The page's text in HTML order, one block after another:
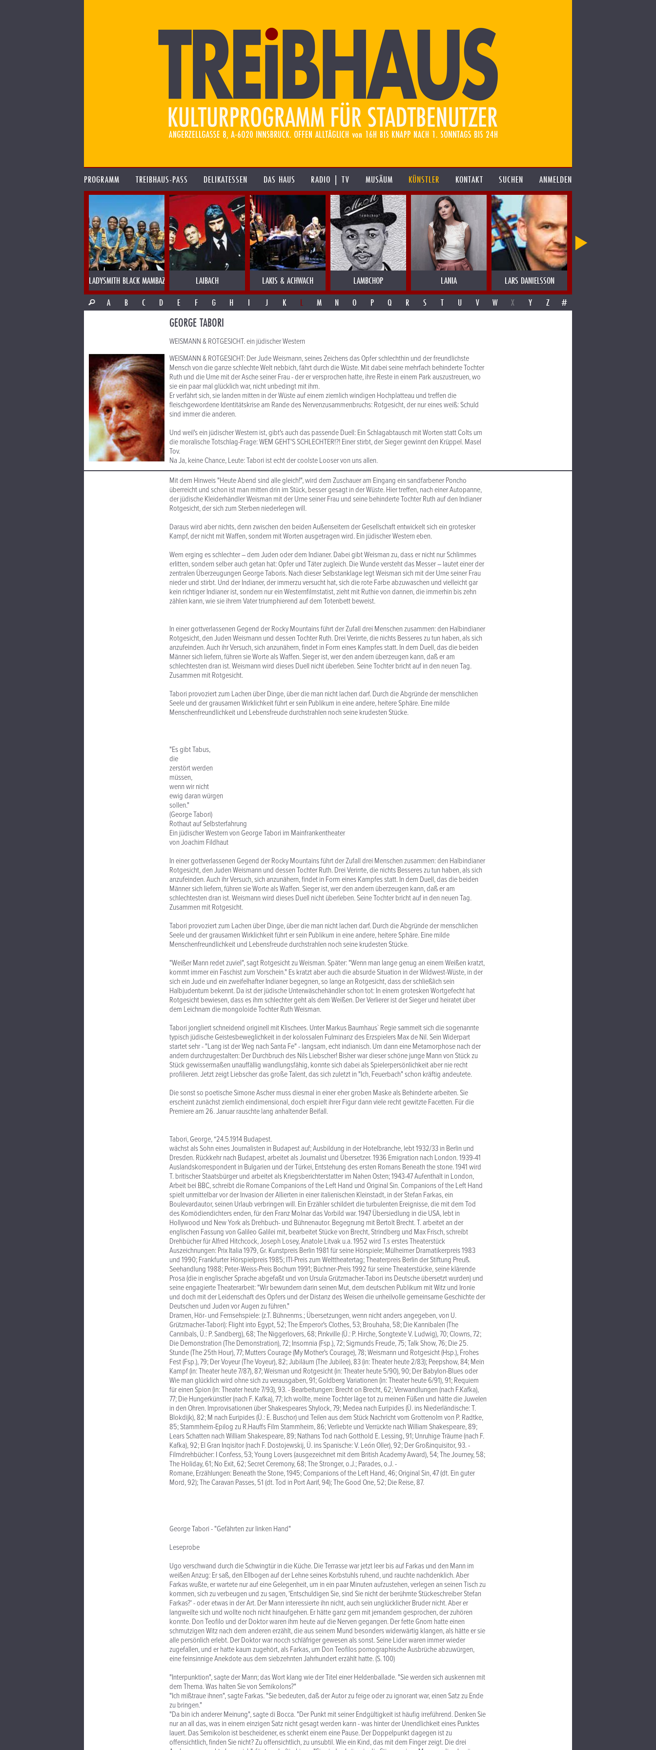
PROGRAMM TREIBHAUS-PASS DELIKATESSEN DAS HAUS RADIO | TV MUSÄUM KÜNSTLER KONTAKT SUCHEN ANMELDEN
LADYSMITH BLACK MAMBAZO LAIBACH LAKIS & ACHWACH LAMBCHOP LANIA LARS DANIELSSON
A
B C D E F G H I J K L M N O P Q R S T U V W X Y Z #
GEORGE TABORI
WEISMANN & ROTGESICHT. ein jüdischer Western
WEISMANN & ROTGESICHT: Der Jude Weismann, seines Zeichens das Opfer schlechthin und der freundlichste
Mensch von die ganze schlechte Welt nebbich, fährt durch die Wüste. Mit dabei seine mehrfach behinderte Tochter
Ruth und die Urne mit der Asche seiner Frau - der er versprochen hatte, ihre Reste in einem Park auszustreuen, wo
sie ein paar mal glücklich war, nicht unbedingt mit ihm.
Er verfährt sich, sie landen mitten in der Wüste auf einem ziemlich windigen Hochplatteau und treffen die
fleischgewordene Identitätskrise am Rande des Nervenzusammenbruchs: Rotgesicht, der nur eines weiß: Schuld
sind immer die anderen.
Und weil's ein jüdischer Western ist, gibt's auch das passende Duell: Ein Schlagabtausch mit Worten statt Colts um
die moralische Totschlag-Frage: WEM GEHT'S SCHLECHTER!?! Einer stirbt, der Sieger gewinnt den Krüppel. Masel
Tov.
Na Ja, keine Chance, Leute: Tabori ist echt der coolste Looser von uns allen.
Mit dem Hinweis "Heute Abend sind alle gleich!", wird dem Zuschauer am Eingang ein sandfarbener Poncho
überreicht und schon ist man mitten drin im Stück, besser gesagt in der Wüste. Hier treffen, nach einer Autopanne,
der jüdische Kleiderhändler Weisman mit der Urne seiner Frau und seine behinderte Tochter Ruth auf den Indianer
Rotgesicht, der sich zum Sterben niederlegen will.
Daraus wird aber nichts, denn zwischen den beiden Außenseitern der Gesellschaft entwickelt sich ein grotesker
Kampf, der nicht mit Waffen, sondern mit Worten ausgetragen wird. Ein jüdischer Western eben.
Wem erging es schlechter – dem Juden oder dem Indianer. Dabei gibt Weisman zu, dass er nicht nur Schlimmes
erlitten, sondern selber auch getan hat: Opfer und Täter zugleich. Die Wunde versteht das Messer – lautet einer der
zentralen Überzeugungen George Taboris. Nach dieser Selbstanklage legt Weisman sich mit der Urne seiner Frau
nieder und stirbt. Und der Indianer, der immerzu versucht hat, sich die rote Farbe abzuwaschen und vielleicht gar
kein richtiger Indianer ist, sondern nur ein Westernfilmstatist, zieht mit Ruthie von dannen, die immerhin bis zehn
zählen kann, wie sie ihrem Vater triumphierend auf dem Totenbett beweist.
In einer gottverlassenen Gegend der Rocky Mountains führt der Zufall drei Menschen zusammen: den Halbindianer
Rotgesicht, den Juden Weismann und dessen Tochter Ruth. Drei Verirrte, die nichts Besseres zu tun haben, als sich
anzufeinden. Auch ihr Versuch, sich anzunähern, findet in Form eines Kampfes statt. In dem Duell, das die beiden
Männer sich liefern, führen sie Worte als Waffen. Sieger ist, wer den andern überzeugen kann, daß er am
schlechtesten dran ist. Weismann wird dieses Duell nicht überleben. Seine Tochter bricht auf in den neuen Tag.
Zusammen mit Rotgesicht.
Tabori provoziert zum Lachen über Dinge, über die man nicht lachen darf. Durch die Abgründe der menschlichen
Seele und der grausamen Wirklichkeit führt er sein Publikum in eine andere, heitere Sphäre. Eine milde
Menschenfreundlichkeit und Lebensfreude durchstrahlen noch seine krudesten Stücke.
"Es gibt Tabus,
die
zerstört werden
müssen,
wenn wir nicht
ewig daran würgen
sollen."
(George Tabori)
Rothaut auf Selbsterfahrung
Ein jüdischer Western von George Tabori im Mainfrankentheater
von Joachim Fildhaut
In einer gottverlassenen Gegend der Rocky Mountains führt der Zufall drei Menschen zusammen: den Halbindianer
Rotgesicht, den Juden Weismann und dessen Tochter Ruth. Drei Verirrte, die nichts Besseres zu tun haben, als sich
anzufeinden. Auch ihr Versuch, sich anzunähern, findet in Form eines Kampfes statt. In dem Duell, das die beiden
Männer sich liefern, führen sie Worte als Waffen. Sieger ist, wer den andern überzeugen kann, daß er am
schlechtesten dran ist. Weismann wird dieses Duell nicht überleben. Seine Tochter bricht auf in den neuen Tag.
Zusammen mit Rotgesicht.
Tabori provoziert zum Lachen über Dinge, über die man nicht lachen darf. Durch die Abgründe der menschlichen
Seele und der grausamen Wirklichkeit führt er sein Publikum in eine andere, heitere Sphäre. Eine milde
Menschenfreundlichkeit und Lebensfreude durchstrahlen noch seine krudesten Stücke.
"Weißer Mann redet zuviel", sagt Rotgesicht zu Weisman. Später: "Wenn man lange genug an einem Weißen kratzt,
kommt immer ein Faschist zum Vorschein." Es kratzt aber auch die absurde Situation in der Wildwest-Wüste, in der
sich ein Jude und ein zweifelhafter Indianer begegnen, so lange an Rotgesicht, dass der schließlich sein
Halbjudentum bekennt. Da ist der jüdische Unterwäschehändler schon tot: In einem grotesken Wortgefecht hat
Rotgesicht bewiesen, dass es ihm schlechter geht als dem Weißen. Der Verlierer ist der Sieger und heiratet über
dem Leichnam die mongoloide Tochter Ruth Weisman.
Tabori jongliert schneidend originell mit Klischees. Unter Markus Baumhaus` Regie sammelt sich die sogenannte
typisch jüdische Geistesbeweglichkeit in der kolossalen Fulminanz des Erzspielers Max de Nil. Sein Widerpart
startet sehr - "Lang ist der Weg nach Santa Fe" - langsam, echt indianisch. Um dann eine Metamorphose nach der
andern durchzugestalten: Der Durchbruch des Nils Liebscher! Bisher war dieser schöne junge Mann von Stück zu
Stück gewissermaßen unauffällig wandlungsfähig, konnte sich dabei als Spielerpersönlichkeit aber nie recht
profilieren. Jetzt zeigt Liebscher das große Talent, das sich zuletzt in "Ich, Feuerbach" schon kräftig andeutete.
Die sonst so poetische Simone Ascher muss diesmal in einer eher groben Maske als Behinderte arbeiten. Sie
erscheint zunächst ziemlich eindimensional, doch erspielt ihrer Figur dann viele recht gewitzte Facetten. Für die
Premiere am 26. Januar rauschte lang anhaltender Beifall.
Tabori, George, *24.5.1914 Budapest.
wächst als Sohn eines Journalisten in Budapest auf; Ausbildung in der Hotelbranche, lebt 1932/33 in Berlin und
Dresden. Rückkehr nach Budapest, arbeitet als Journalist und Übersetzer. 1936 Emigration nach London. 1939-41
Auslandskorrespondent in Bulgarien und der Türkei, Entstehung des ersten Romans Beneath the stone. 1941 wird
T. britischer Staatsbürger und arbeitet als Kriegsberichterstatter im Nahen Osten; 1943-47 Aufenthalt in London,
Arbeit bei BBC, schreibt die Romane Companions of the Left Hand und Original Sin. Companions of the Left Hand
spielt unmittelbar vor der Invasion der Allierten in einer italienischen Kleinstadt, in der Stefan Farkas, ein
Boulevardautor, seinen Urlaub verbringen will. Ein Erzähler schildert die turbulenten Ereignisse, die mit dem Tod
des Komödiendichters enden, für den Franz Molnar das Vorbild war. 1947 Übersiedlung in die USA, lebt in
Hollywood und New York als Drehbuch- und Bühnenautor. Begegnung mit Bertolt Brecht. T. arbeitet an der
englischen Fassung von Galileo Galilei mit, bearbeitet Stücke von Brecht, Strindberg und Max Frisch, schreibt
Drehbücher für Alfred Hitchcock, Joseph Losey, Anatole Litvak u.a. 1952 wird T.s erstes Theaterstück
Auszeichnungen: Prix Italia 1979, Gr. Kunstpreis Berlin 1981 für seine Hörspiele; Mülheimer Dramatikerpreis 1983
und 1990; Frankfurter Hörspielpreis 1985; ITI-Preis zum Welttheatertag; Theaterpreis Berlin der Stiftung Preuß.
Seehandlung 1988; Peter-Weiss-Preis Bochum 1991; Büchner-Preis 1992 für seine Theaterstücke, seine klärende
Prosa (die in englischer Sprache abgefaßt und von Ursula Grützmacher-Tabori ins Deutsche übersetzt wurden) und
seine engagierte Theaterarbeit: "Wir bewundern darin seinen Mut, dem deutschen Publikum mit Witz und Ironie
und doch mit der Leidenschaft des Opfers und der Distanz des Weisen die unheilvolle gemeinsame Geschichte der
Deutschen und Juden vor Augen zu führen."
Dramen, Hör- und Fernsehspiele: (z.T. Bühnenms.; Übersetzungen, wenn nicht anders angegeben, von U.
Grützmacher-Tabori): Flight into Egypt, 52; The Emperor's Clothes, 53; Brouhaha, 58; Die Kannibalen (The
Cannibals, Ü.: P. Sandberg), 68; The Niggerlovers, 68; Pinkville (Ü.: P. Hirche, Songtexte V. Ludwig), 70; Clowns, 72;
Die Demonstration (The Demonstration), 72; Insomnia (Fsp.), 72; Sigmunds Freude, 75; Talk Show, 76; Die 25.
Stunde (The 25th Hour), 77; Mutters Courage (My Mother's Courage), 78; Weismann und Rotgesicht (Hsp.), Frohes
Fest (Fsp.), 79; Der Voyeur (The Voyeur), 82; Jubiläum (The Jubilee), 83 (in: Theater heute 2/83); Peepshow, 84; Mein
Kampf (in: Theater heute 7/87), 87; Weisman und Rotgesicht (in: Theater heute 5/90), 90; Der Babylon-Blues oder
Wie man glücklich wird ohne sich zu verausgaben, 91; Goldberg Variationen (in: Theater heute 6/91), 91; Requiem
für einen Spion (in: Theater heute 7/93), 93. - Bearbeitungen: Brecht on Brecht, 62; Verwandlungen (nach F.Kafka),
77; Die Hungerkünstler (nach F. Kafka), 77; Ich wollte, meine Tochter läge tot zu meinen Füßen und hätte die Juwelen
in den Ohren. Improvisationen über Shakespeares Shylock, 79; Medea nach Euripides (Ü. ins Niederländische: T.
Blokdijk), 82; M nach Euripides (Ü.: E. Buschor) und Teilen aus dem Stück Nachricht vom Grottenolm von P. Radtke,
85; Stammheim-Epilog zu R.Hauffs Film Stammheim, 86; Verliebte und Verrückte nach William Shakespeare, 89;
Lears Schatten nach William Shakespeare, 89; Nathans Tod nach Gotthold E. Lessing, 91; Unruhige Träume (nach F.
Kafka), 92; El Gran Inqisitor (nach F. Dostojewskij, Ü. ins Spanische: V. León Oller), 92; Der Großinquisitor, 93. -
Filmdrehbücher: I Confess, 53; Young Lovers (ausgezeichnet mit dem British Academy Award), 54; The Journey, 58;
The Holiday, 61; No Exit, 62; Secret Ceremony, 68; The Stronger, o.J.; Parades, o.J. -
Romane, Erzählungen: Beneath the Stone, 1945; Companions of the Left Hand, 46; Original Sin, 47 (dt. Ein guter
Mord, 92); The Caravan Passes, 51 (dt. Tod in Port Aarif, 94); The Good One, 52; Die Reise, 87.
George Tabori - "Gefährten zur linken Hand"
Leseprobe
Ugo verschwand durch die Schwingtür in die Küche. Die Terrasse war jetzt leer bis auf Farkas und den Mann im
weißen Anzug: Er saß, den Ellbogen auf der Lehne seines Korbstuhls ruhend, und rauchte nachdenklich. Aber
Farkas wußte, er wartete nur auf eine Gelegenheit, um in ein paar Minuten aufzustehen, verlegen an seinen Tisch zu
kommen, sich zu verbeugen und zu sagen, 'Entschuldigen Sie, sind Sie nicht der berühmte Stückeschreiber Stefan
Farkas?' - oder etwas in der Art. Der Mann interessierte ihn nicht, auch sein unglücklicher Bruder nicht. Aber er
langweilte sich und wollte noch nicht hinaufgehen. Er hätte ganz gern mit jemandem gesprochen, der zuhören
konnte. Don Teofilo und der Doktor waren ihm heute auf die Nerven gegangen. Der fette Gnom hatte einen
schmutzigen Witz nach dem anderen erzählt, die aus seinem Mund besonders widerwärtig klangen, als hätte er sie
alle persönlich erlebt. Der Doktor war nocch schläfriger gewesen als sonst. Seine Lider waren immer wieder
zugefallen, und er hatte kaum zugehört, als Farkas, um Don Teofilos pornographische Ausbrüche abzuwürgen,
eine feinsinnige Anekdote aus dem siebzehnten Jahrhundert erzählt hatte. (S. 100)
"Interpunktion", sagte der Mann; das Wort klang wie der Titel einer Heldenballade. "Sie werden sich auskennen mit
dem Thema. Was halten Sie von Semikolons?"
"Ich mißtraue ihnen", sagte Farkas. "Sie bedeuten, daß der Autor zu feige oder zu ignorant war, einen Satz zu Ende
zu bringen."
"Da bin ich anderer Meinung", sagte di Bocca. "Der Punkt mit seiner Endgültigkeit ist häufig irreführend. Denken Sie
nur an all das, was in einem einzigen Satz nicht gesagt werden kann - was hinter der Unendlichkeit eines Punktes
lauert. Das Semikolon ist bescheidener, es schenkt einem eine Pause. Der Doppelpunkt dagegen ist zu
offensichtlich, finden Sie nicht? Zu offensichtlich, zu unsubtil. Wie ein Kind, das mit dem Finger zeigt. Die drei